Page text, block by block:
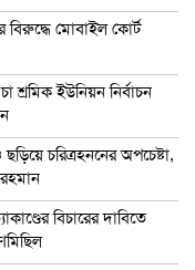
বিরুদ্ধে মোবাইল কোর্ট
শ্রমিক ইউনিয়ন নির্বাচন
চরিত্রহননের অপচেষ্টা,
বিচারের দাবিতে